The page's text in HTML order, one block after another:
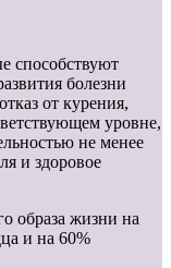
способствуют
болезни
от курения,
уровне,
не менее
и здоровое
образа жизни на
и на 60%